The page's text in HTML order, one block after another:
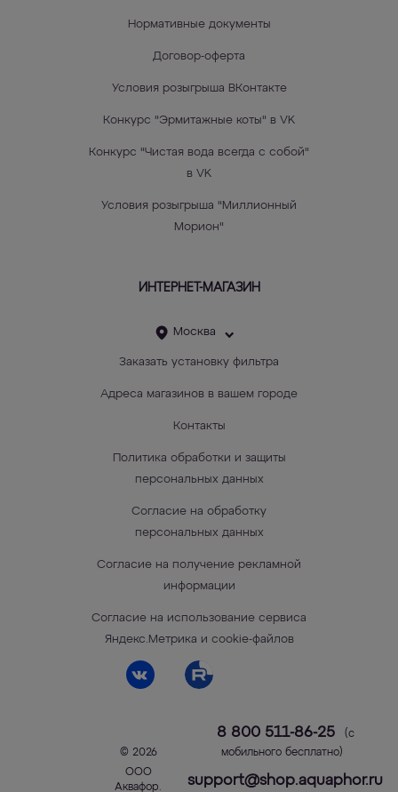
Нормативные документы
Договор-оферта
Условия розыгрыша ВКонтакте
Конкурс "Эрмитажные коты" в VK
Конкурс "Чистая вода всегда с собой"
в VK
Условия розыгрыша "Миллионный
Морион"
ИНТЕРНЕТ-МАГАЗИН
Москва
Заказать установку фильтра
Адреса магазинов в вашем городе
Контакты
Политика обработки и защиты
персональных данных
Согласие на обработку
персональных данных
Согласие на получение рекламной
информации
Согласие на использование сервиса
Яндекс.Метрика и cookie-файлов
© 2026
ООО
Аквафор.
8 800 511-86-25
(с
мобильного бесплатно)
support@shop.aquaphor.ru